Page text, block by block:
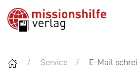
Service E-Mail